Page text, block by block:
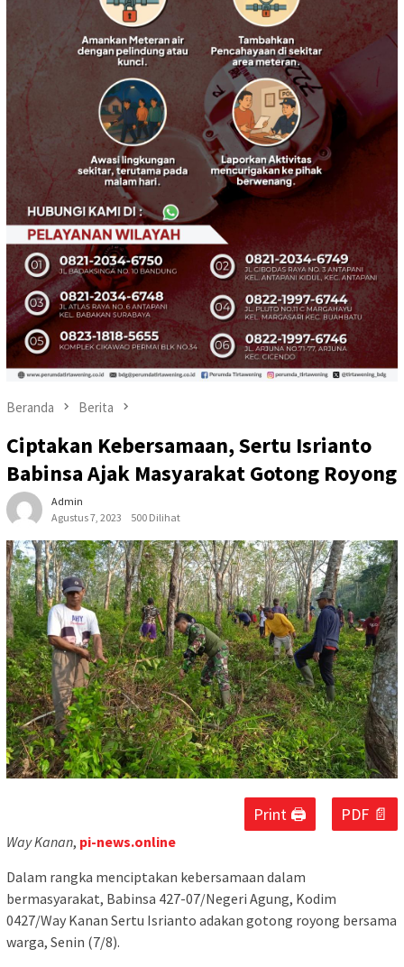
Beranda Berita
Ciptakan Kebersamaan, Sertu Isrianto
Babinsa Ajak Masyarakat Gotong Royong
Admin
Agustus 7, 2023
500 Dilihat
Print 🖨 PDF 📄
Way Kanan, pi-news.online
Dalam rangka menciptakan kebersamaan dalam
bermasyarakat, Babinsa 427-07/Negeri Agung, Kodim
0427/Way Kanan Sertu Isrianto adakan gotong royong bersama
warga, Senin (7/8).